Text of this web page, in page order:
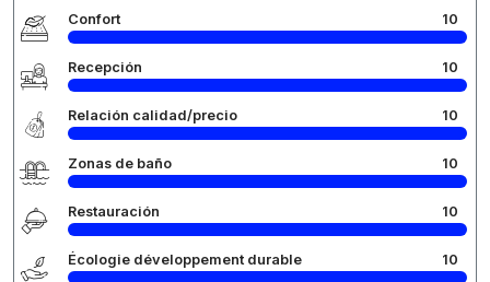
Confort 10
Recepción 10
Relación calidad/precio 10
Zonas de baño 10
Restauración 10
Écologie développement durable 10